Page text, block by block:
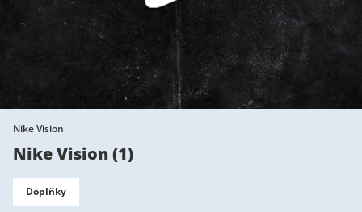
Nike Vision
Nike Vision(1)
Doplňky